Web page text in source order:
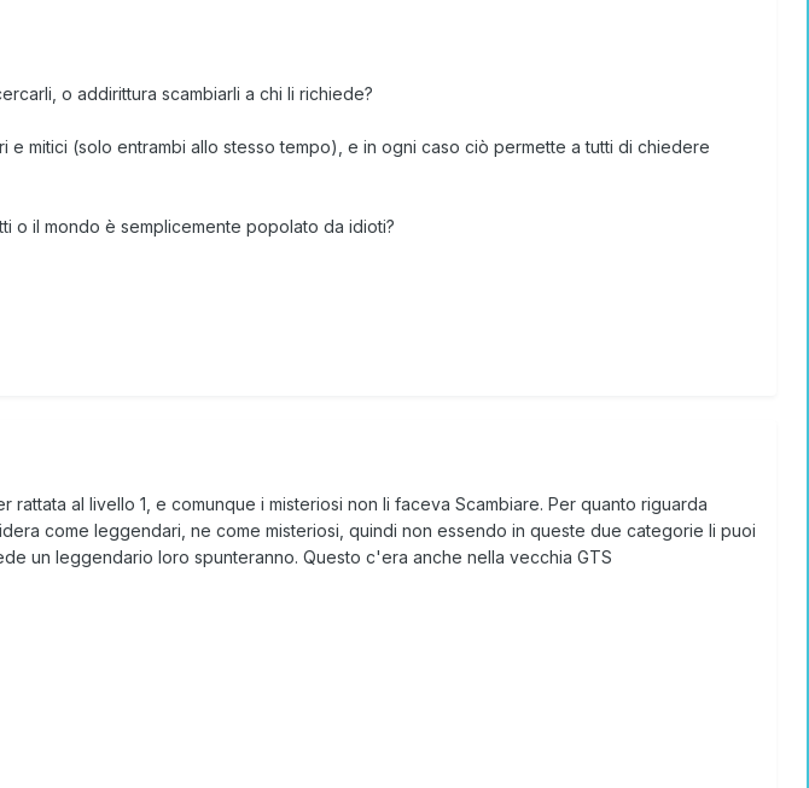
o addirittura scambiarli a chi li richiede?
mitici (solo entrambi allo stesso tempo), e in ogni caso ciò permette a tutti di chiedere
o il mondo è semplicemente popolato da idioti?
al livello 1, e comunque i misteriosi non li faceva Scambiare. Per quanto riguarda
come leggendari, ne come misteriosi, quindi non essendo in queste due categorie li puoi
un leggendario loro spunteranno. Questo c'era anche nella vecchia GTS